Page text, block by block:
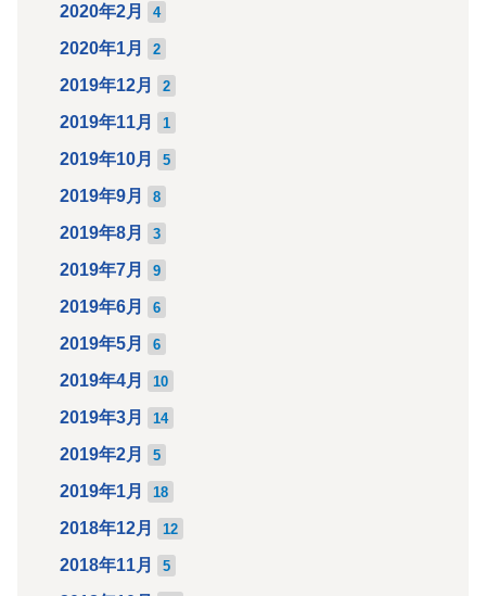
2020年2月 4
2020年1月 2
2019年12月 2
2019年11月 1
2019年10月 5
2019年9月 8
2019年8月 3
2019年7月 9
2019年6月 6
2019年5月 6
2019年4月 10
2019年3月 14
2019年2月 5
2019年1月 18
2018年12月 12
2018年11月 5